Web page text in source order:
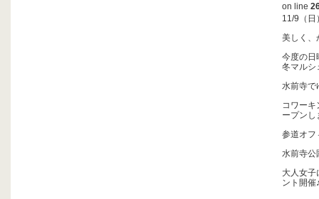
on line
11/9（日
美しく、
今度の
冬マルシ
水前寺で
コワー
ープンし
参道オフ
水前寺公
大人女子
ント開催